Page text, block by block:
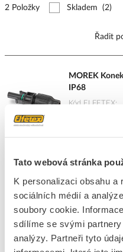
Tato webová stránka
K personalizaci obsahu
sociálních médií a
soubory cookie.
sdílíme se svými
analýzy. Partneři tyto
2 Položky Skladem (2)
Řadit
MOREK
IP68
Kód ELFETEX
Značka
ks